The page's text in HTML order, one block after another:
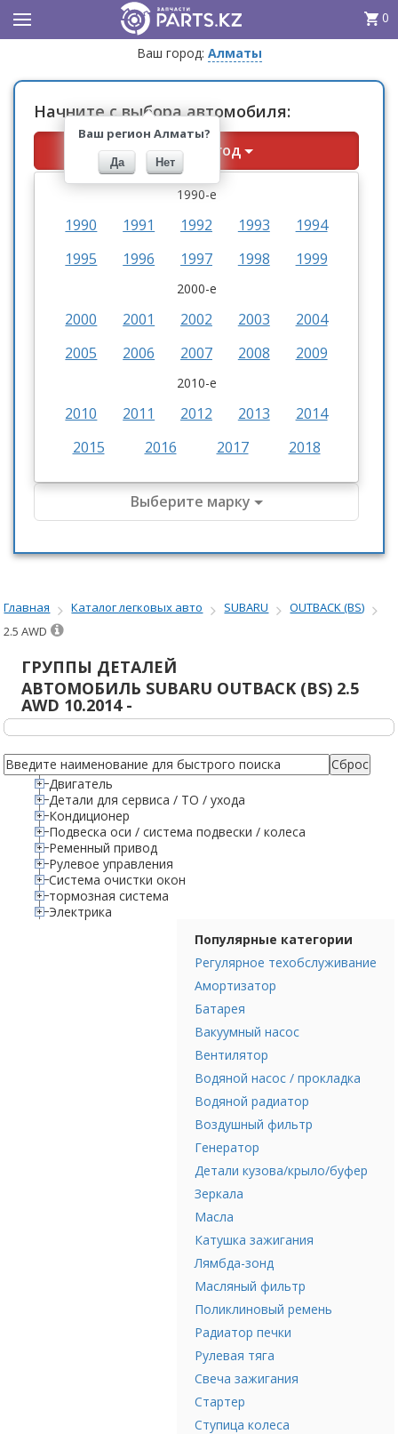
0
Ваш город: Алматы
Ваш регион Алматы?
Да Нет
Начните с выбора автомобиля:
Выберите год
1990-е
1990 1991 1992 1993
1994
1995
1996 1997 1998 1999
2000-е
2000 2001 2002 2003
2004
2005
2006 2007 2008 2009
2010-е
2010 2011 2012 2013
2014
2015
2016 2017 2018
Выберите марку
Главная Каталог легковых авто SUBARU
OUTBACK (BS)
2.5 AWD
ГРУППЫ ДЕТАЛЕЙ
АВТОМОБИЛЬ SUBARU OUTBACK (BS) 2.5
AWD 10.2014 -
Двигатель
Детали для сервиса / ТО / ухода
Кондиционер
Подвеска оси / система подвески / колеса
Ременный привод
Рулевое управления
Система очистки окон
тормозная система
Электрика
Популярные категории
Регулярное техобслуживание
Амортизатор
Батарея
Вакуумный насос
Вентилятор
Водяной насос / прокладка
Водяной радиатор
Воздушный фильтр
Генератор
Детали кузова/крыло/буфер
Зеркала
Масла
Катушка зажигания
Лямбда-зонд
Масляный фильтр
Поликлиновый ремень
Радиатор печки
Рулевая тяга
Свеча зажигания
Стартер
Ступица колеса